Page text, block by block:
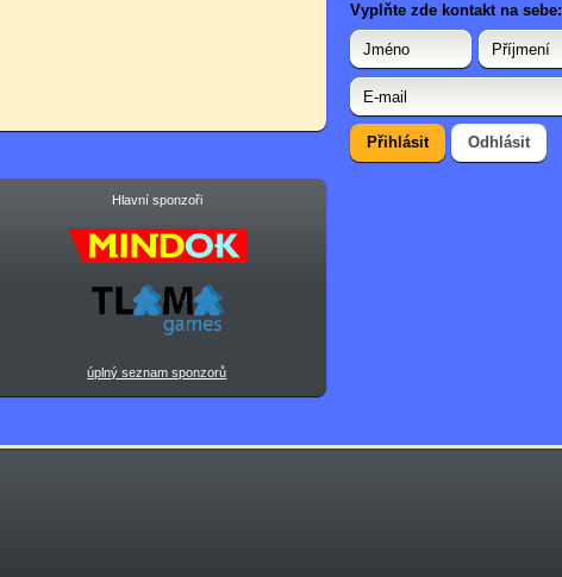
Hlavní sponzoři
úplný seznam sponzorů
Vyplňte zde kontakt na sebe: